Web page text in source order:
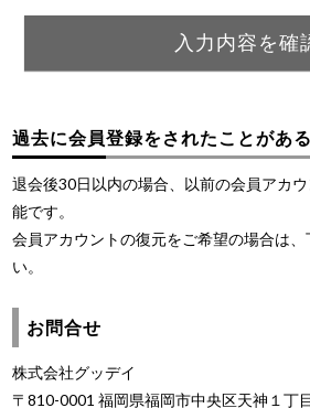
過去に会員登録をされたことがあ
退会後30日以内の場合、以前の会員アカ
能です。
会員アカウントの復元をご希望の場合は、
い。
お問合せ
株式会社グッデイ
〒810-0001 福岡県福岡市中央区天神１丁